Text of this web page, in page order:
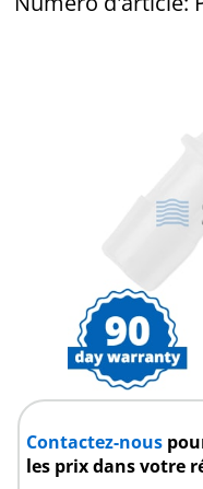
Contactez-nous
les prix dans votre